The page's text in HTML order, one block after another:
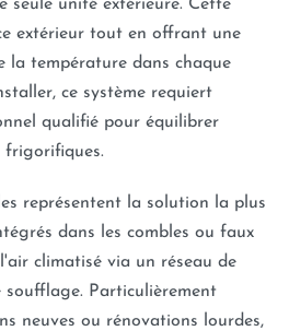
seule unité extérieure. Cette
extérieur tout en offrant une
la température dans chaque
ce système requiert
qualifié pour équilibrer
frigorifiques.
représentent la solution la plus
dans les combles ou faux
climatisé via un réseau de
soufflage. Particulièrement
neuves ou rénovations lourdes,